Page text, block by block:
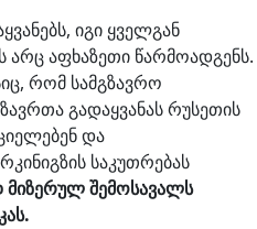
იგი ყველგან
არც აფხაზეთი წარმოადგენს.
რომ სამგზავრო
გადაყვანას რუსეთის
და
საკუთრებას
შემოსავალს